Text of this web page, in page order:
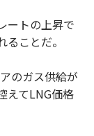
ートの上昇で
ことだ。
のガス供給が
えてLNG価格